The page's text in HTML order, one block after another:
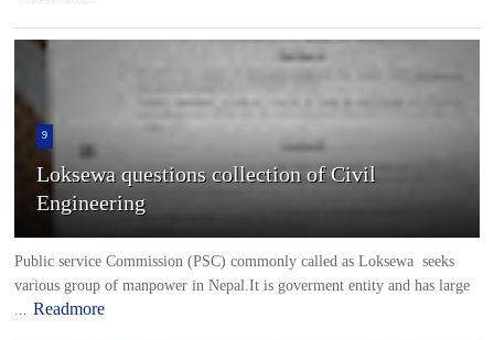
Loksewa questions collection of Civil
Engineering
various group of manpower in Nepal.It is goverment entity and has large
... Readmore